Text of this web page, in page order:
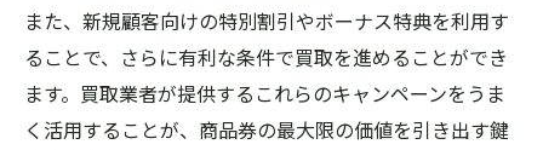
また、新規顧客向けの特別割引やボーナス特典を利用す
ることで、さらに有利な条件で買取を進めることができ
ます。買取業者が提供するこれらのキャンペーンをうま
く活用することが、商品券の最大限の価値を引き出す鍵